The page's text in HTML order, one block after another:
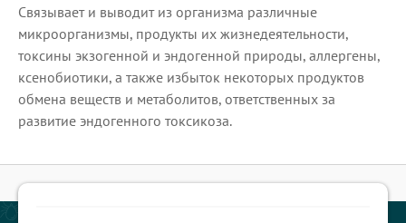
Связывает и выводит из организма различные
микроорганизмы, продукты их жизнедеятельности,
токсины экзогенной и эндогенной природы, аллергены,
ксенобиотики, а также избыток некоторых продуктов
обмена веществ и метаболитов, ответственных за
развитие эндогенного токсикоза.